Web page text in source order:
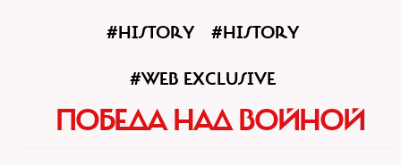
#HISTORY #HISTORY
#WEB EXCLUSIVE
ПОБЕДА НАД ВОЙНОЙ